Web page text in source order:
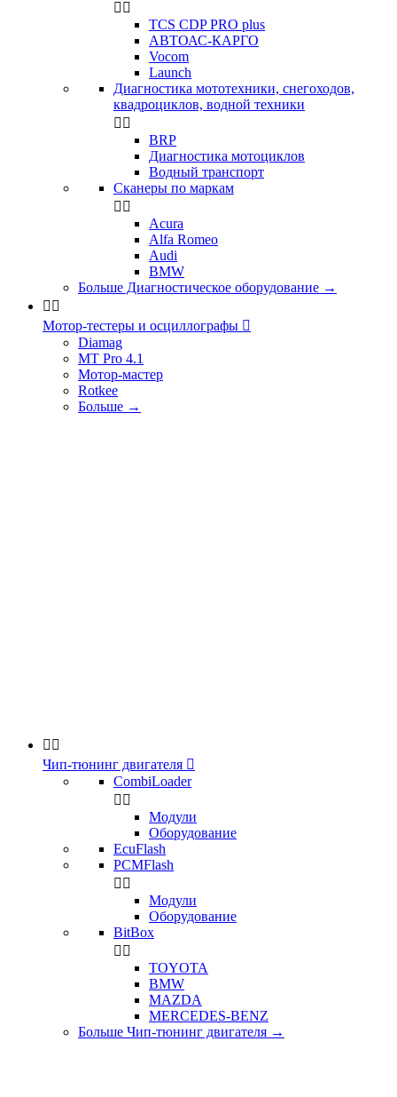
 
TCS CDP PRO plus
АВТОАС-КАРГО
Vocom
Launch
Диагностика мототехники, снегоходов,
квадроциклов, водной техники
 
BRP
Диагностика мотоциклов
Водный транспорт
Сканеры по маркам
 
Acura
Alfa Romeo
Audi
BMW
Больше Диагностическое оборудование →
 
Мотор-тестеры и осциллографы 
Diamag
MT Pro 4.1
Мотор-мастер
Rotkee
Больше →
 
Чип-тюнинг двигателя 
CombiLoader
 
Модули
Оборудование
EcuFlash
PCMFlash
 
Модули
Оборудование
BitBox
 
TOYOTA
BMW
MAZDA
MERCEDES-BENZ
Больше Чип-тюнинг двигателя →